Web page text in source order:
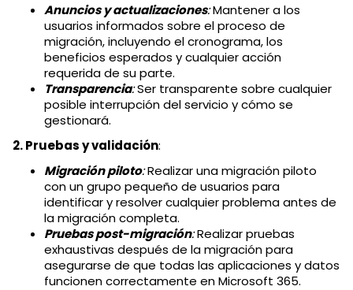
Anuncios y actualizaciones:Mantener a los
usuarios informados sobre el proceso de
migración, incluyendo el cronograma, los
beneficios esperados y cualquier acción
requerida de su parte.
Transparencia:Ser transparente sobre cualquier
posible interrupción del servicio y cómo se
gestionará.
2. Pruebas y validación:
Migración piloto:Realizar una migración piloto
con un grupo pequeño de usuarios para
identificar y resolver cualquier problema antes de
la migración completa.
Pruebas post-migración:Realizar pruebas
exhaustivas después de la migración para
asegurarse de que todas las aplicaciones y datos
funcionen correctamente en Microsoft 365.